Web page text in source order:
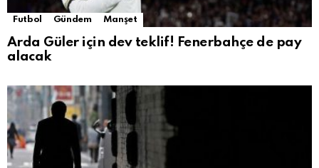
Futbol Gündem Manşet
Arda Güler için dev teklif! Fenerbahçe de pay
alacak